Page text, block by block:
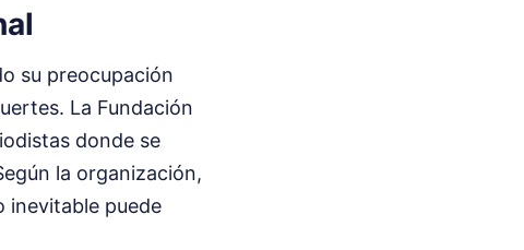
su preocupación
La Fundación
donde se
la organización,
inevitable puede